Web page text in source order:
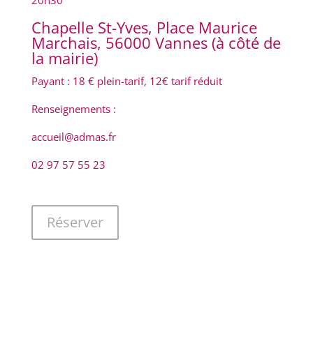
Chapelle St-Yves, Place Maurice
Marchais, 56000 Vannes (à côté de
la mairie)
Payant : 18 € plein-tarif, 12€ tarif réduit
Renseignements :
accueil@admas.fr
02 97 57 55 23
Réserver